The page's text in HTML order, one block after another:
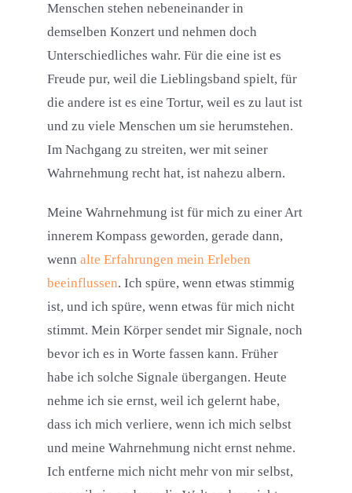
Menschen stehen nebeneinander in
demselben Konzert und nehmen doch
Unterschiedliches wahr. Für die eine ist es
Freude pur, weil die Lieblingsband spielt, für
die andere ist es eine Tortur, weil es zu laut ist
und zu viele Menschen um sie herumstehen.
Im Nachgang zu streiten, wer mit seiner
Wahrnehmung recht hat, ist nahezu albern.
Meine Wahrnehmung ist für mich zu einer Art
innerem Kompass geworden, gerade dann,
wenn alte Erfahrungen mein Erleben
beeinflussen. Ich spüre, wenn etwas stimmig
ist, und ich spüre, wenn etwas für mich nicht
stimmt. Mein Körper sendet mir Signale, noch
bevor ich es in Worte fassen kann. Früher
habe ich solche Signale übergangen. Heute
nehme ich sie ernst, weil ich gelernt habe,
dass ich mich verliere, wenn ich mich selbst
und meine Wahrnehmung nicht ernst nehme.
Ich entferne mich nicht mehr von mir selbst,